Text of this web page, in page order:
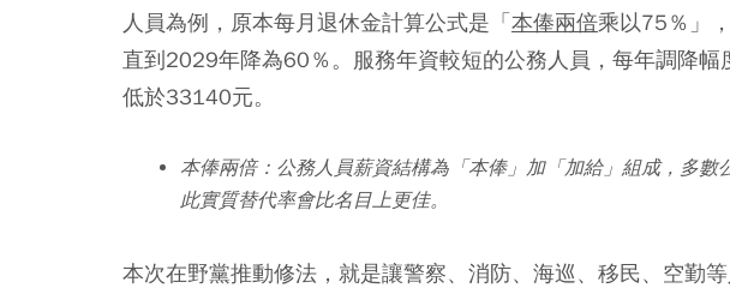
人員為例，原本每月退休金計算公式是「本俸兩倍乘以75％」
直到2029年降為60％。服務年資較短的公務人員，每年調降幅
低於33140元。
本俸兩倍：公務人員薪資結構為「本俸」加「加給」組成，多
此實質替代率會比名目上更佳。
本次在野黨推動修法，就是讓警察、消防、海巡、移民、空勤